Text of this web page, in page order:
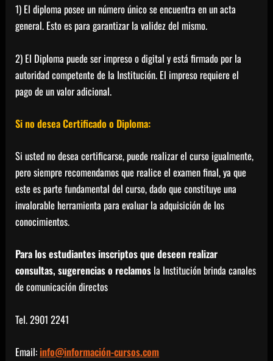
1) El diploma posee un número único se encuentra en un acta
general. Esto es para garantizar la validez del mismo.
2) El Diploma puede ser impreso o digital y está firmado por la
autoridad competente de la Institución. El impreso requiere el
pago de un valor adicional.
Si no desea Certificado o Diploma:
Si usted no desea certificarse, puede realizar el curso igualmente,
pero siempre recomendamos que realice el examen final, ya que
este es parte fundamental del curso, dado que constituye una
invalorable herramienta para evaluar la adquisición de los
conocimientos.
Para los estudiantes inscriptos que deseen realizar
consultas, sugerencias o reclamos la Institución brinda canales
de comunicación directos
Tel. 2901 2241
Email:info@información-cursos.com